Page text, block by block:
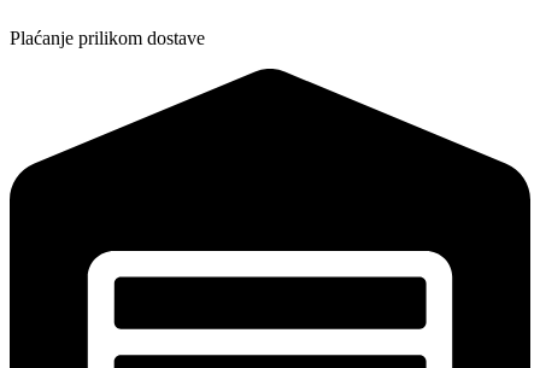
Plaćanje prilikom dostave